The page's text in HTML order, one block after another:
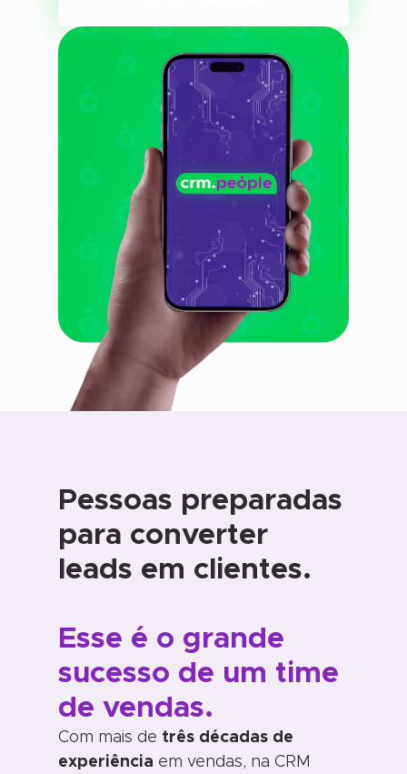
Pessoas preparadas
para converter
leads em clientes.
Esse é o grande
sucesso de um time
de vendas.
Com mais de três décadas de
experiência em vendas, na CRM